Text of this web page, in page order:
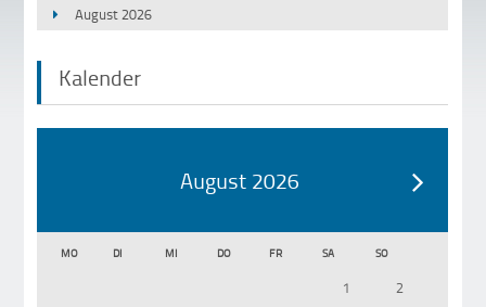
August 2026
Kalender
August 2026
MO DI MI DO FR SA SO
1
2